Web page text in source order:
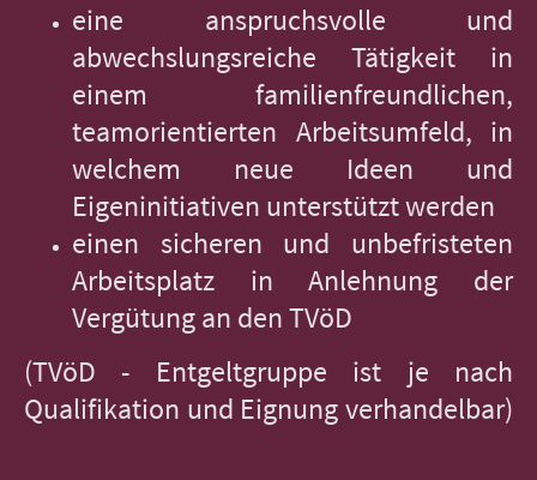
eine anspruchsvolle und
abwechslungsreiche Tätigkeit in
einem familienfreundlichen,
teamorientierten Arbeitsumfeld, in
welchem neue Ideen und
Eigeninitiativen unterstützt werden
einen sicheren und unbefristeten
Arbeitsplatz in Anlehnung der
Vergütung an den TVöD
(TVöD - Entgeltgruppe ist je nach
Qualifikation und Eignung verhandelbar)